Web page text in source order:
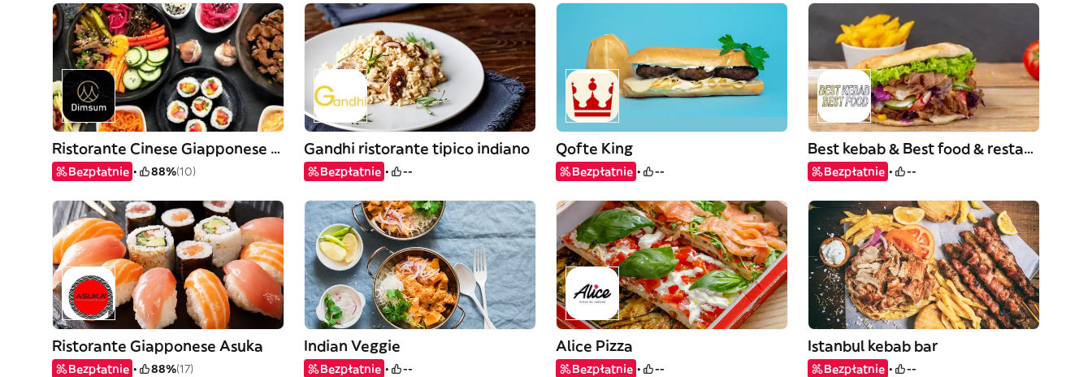
Ristorante Cinese Giapponese M.dimsum
Bezpłatnie 88%(10)
Gandhi ristorante tipico indiano
Bezpłatnie --
Qofte King
Bezpłatnie --
Best kebab & Best food & restaurant
Bezpłatnie --
Ristorante Giapponese Asuka
Bezpłatnie 88%(17)
Indian Veggie
Bezpłatnie --
Alice Pizza
Bezpłatnie --
Istanbul kebab bar
Bezpłatnie --